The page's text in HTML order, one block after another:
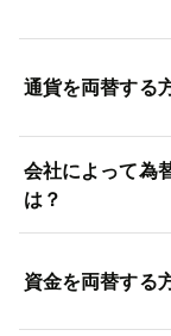
通貨を両替する
会社によって為
は？
資金を両替する